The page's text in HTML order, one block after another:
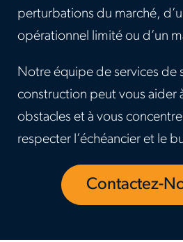
perturbations du marché,
opérationnel limité ou d’un
Notre équipe de services de
construction peut vous aider
obstacles et à vous
respecter l’échéancier et le
Contactez-